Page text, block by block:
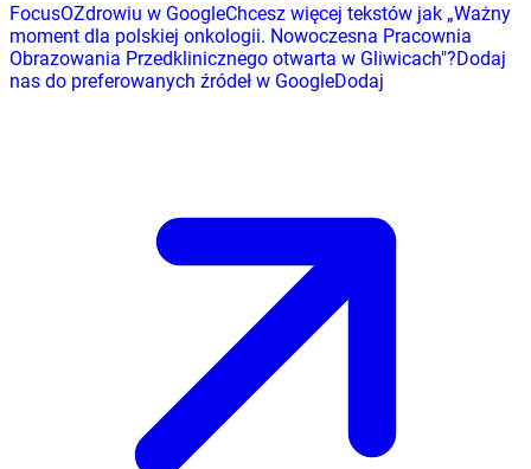
FocusOZdrowiu w GoogleChcesz więcej tekstów jak „Ważny
moment dla polskiej onkologii. Nowoczesna Pracownia
Obrazowania Przedklinicznego otwarta w Gliwicach"?Dodaj
nas do preferowanych źródeł w GoogleDodaj